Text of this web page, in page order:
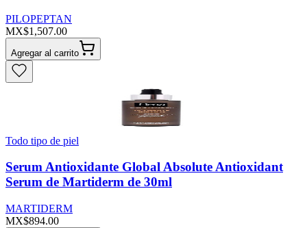
PILOPEPTAN
MX$1,507.00
Agregar al carrito
Todo tipo de piel
Serum Antioxidante Global Absolute Antioxidant
Serum de Martiderm de 30ml
MARTIDERM
MX$894.00